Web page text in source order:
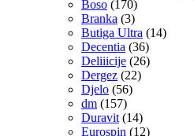
Boso (170)
Branka (3)
Butiga Ultra (14)
Decentia (36)
Deliiicije (26)
Dergez (22)
Djelo (56)
dm (157)
Duravit (14)
Eurospin (12)